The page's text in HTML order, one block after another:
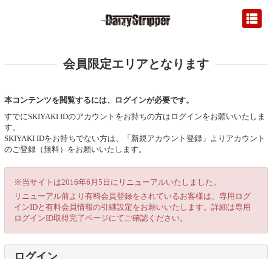
会員限定エリアとなります
本コンテンツを閲覧するには、ログインが必要です。
すでにSKIYAKI IDのアカウントをお持ちの方はログインをお願いいたしま
す。
SKIYAKI IDをお持ちでない方は、「新規アカウント登録」よりアカウント
のご登録（無料）をお願いいたします。
※当サイトは2016年6月5日にリニューアルいたしました。
リニューアル前より有料会員登録をされているお客様は、専用ログ
インIDと有料会員情報の引継設定をお願いいたします。詳細は専用
ログインID取得完了ページにてご確認ください。
ログイン